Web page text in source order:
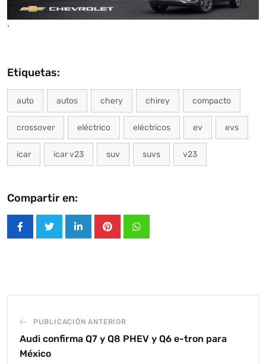
.
Etiquetas:
auto autos chery chirey compacto
crossover eléctrico eléctricos ev evs
icar icar v23 suv suvs v23
Compartir en:
LinkedInPinterestWhatsapp
PUBLICACIÓN ANTERIOR
Audi confirma Q7 y Q8 PHEV y Q6 e-tron para
México